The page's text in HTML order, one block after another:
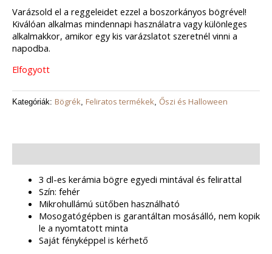
Varázsold el a reggeleidet ezzel a boszorkányos bögrével!
Kiválóan alkalmas mindennapi használatra vagy különleges
alkalmakkor, amikor egy kis varázslatot szeretnél vinni a
napodba.
Elfogyott
Kategóriák: Bögrék Feliratos termékek Őszi és Halloween
3 dl-es kerámia bögre egyedi mintával és felirattal
Szín: fehér
Mikrohullámú sütőben használható
Mosogatógépben is garantáltan mosásálló, nem kopik
le a nyomtatott minta
Saját fényképpel is kérhető